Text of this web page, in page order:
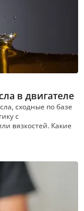
в двигателе
сходные по базе
с
вязкостей. Какие